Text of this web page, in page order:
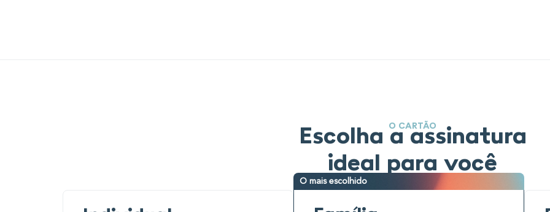
O CARTÃO
Escolha a assinatura
ideal para você
O mais escolhido